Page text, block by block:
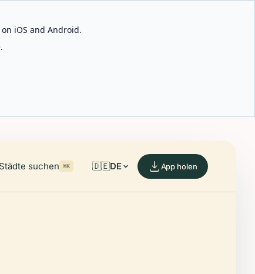
iOS and Android.
Städte suchen ⌘K 🇩🇪DE App holen